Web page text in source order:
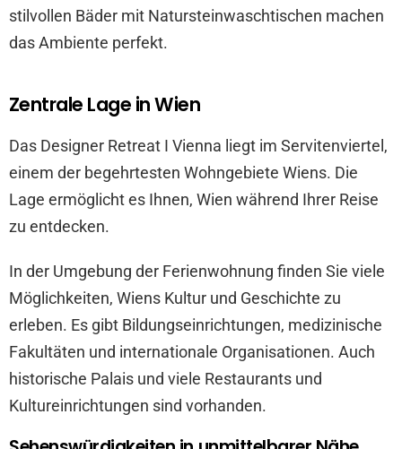
stilvollen Bäder mit Natursteinwaschtischen machen
das Ambiente perfekt.
Zentrale Lage in Wien
Das Designer Retreat I Vienna liegt im Servitenviertel,
einem der begehrtesten Wohngebiete Wiens. Die
Lage ermöglicht es Ihnen, Wien während Ihrer Reise
zu entdecken.
In der Umgebung der Ferienwohnung finden Sie viele
Möglichkeiten, Wiens Kultur und Geschichte zu
erleben. Es gibt Bildungseinrichtungen, medizinische
Fakultäten und internationale Organisationen. Auch
historische Palais und viele Restaurants und
Kultureinrichtungen sind vorhanden.